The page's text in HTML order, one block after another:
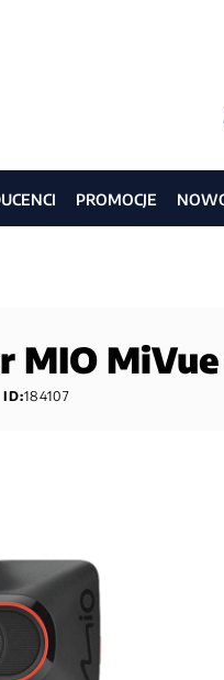
PROMOCJE
MiVue
ID:184107